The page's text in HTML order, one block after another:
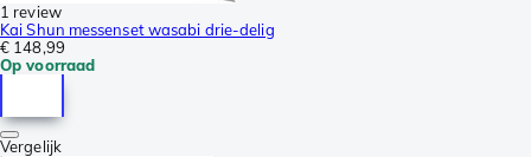
1 review
Kai Shun messenset wasabi drie-delig
€ 148,99
Op voorraad
Vergelijk